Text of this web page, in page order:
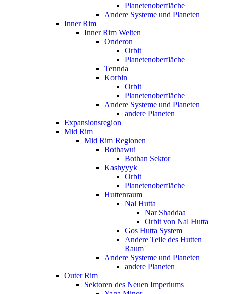
Planetenoberfläche
Andere Systeme und Planeten
Inner Rim
Inner Rim Welten
Onderon
Orbit
Planetenoberfläche
Tennda
Korbin
Orbit
Planetenoberfläche
Andere Systeme und Planeten
andere Planeten
Expansionsregion
Mid Rim
Mid Rim Regionen
Bothawui
Bothan Sektor
Kashyyyk
Orbit
Planetenoberfläche
Huttenraum
Nal Hutta
Nar Shaddaa
Orbit von Nal Hutta
Gos Hutta System
Andere Teile des Hutten
Raum
Andere Systeme und Planeten
andere Planeten
Outer Rim
Sektoren des Neuen Imperiums